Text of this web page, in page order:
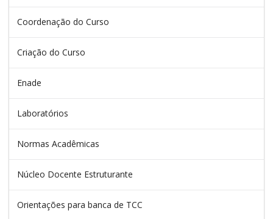
Coordenação do Curso
Criação do Curso
Enade
Laboratórios
Normas Acadêmicas
Núcleo Docente Estruturante
Orientações para banca de TCC